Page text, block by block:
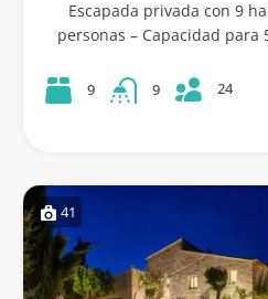
Escapada privada con 9
personas – Capacidad para
9 9 24
41